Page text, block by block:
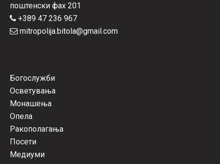
поштенски фах 201
+389 47 236 967
mitropolija.bitola@gmail.com
Богослужби
Осветувања
Монашења
Опела
Ракополагања
Посети
Медиуми